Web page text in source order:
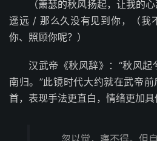
（萧瑟的秋风扬起，让我的
遥远 / 那么久没有见到你，（我
你、照顾你呢？）
汉武帝《秋风辞》：“秋风
南归。”此镜时代大约就在武帝
首，表现手法更直白，情绪更加具
忽以觉，寤不得。但